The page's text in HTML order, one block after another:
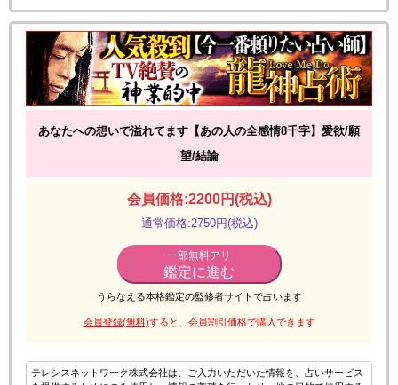
あなたへの想いで溢れてます【あの人の全感情8千字】愛欲/願
望/結論
会員価格:2200円(税込)
通常価格:2750円(税込)
一部無料アリ
鑑定に進む
うらなえる本格鑑定の監修者サイトで占います
会員登録(無料)すると、会員割引価格で購入できます
テレシスネットワーク株式会社は、ご入力いただいた情報を、占いサービス